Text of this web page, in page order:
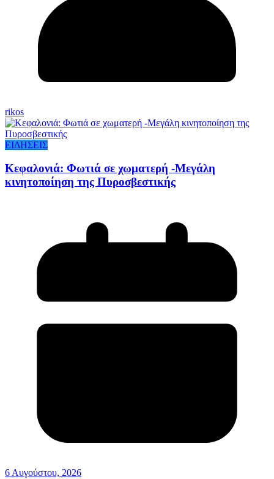
rikos
ΕΙΔΗΣΕΙΣ
Κεφαλονιά: Φωτιά σε χωματερή -Μεγάλη
κινητοποίηση της Πυροσβεστικής
6 Αυγούστου, 2026